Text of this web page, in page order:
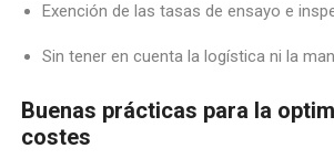
Exención de las tasas de ensayo e
Sin tener en cuenta la logística ni la
Buenas prácticas para la
costes